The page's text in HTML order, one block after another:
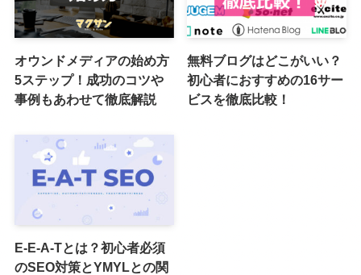
オウンドメディアの始め方
5ステップ！成功のコツや
事例もあわせて徹底解説
無料ブログはどこがいい？
初心者におすすめの16サー
ビスを徹底比較！
E-E-A-Tとは？初心者必須
のSEO対策とYMYLとの関